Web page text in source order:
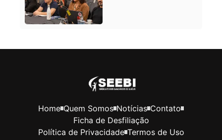
Home Quem Somos Notícias Contato
Ficha de Desfiliação
Política de Privacidade Termos de Uso